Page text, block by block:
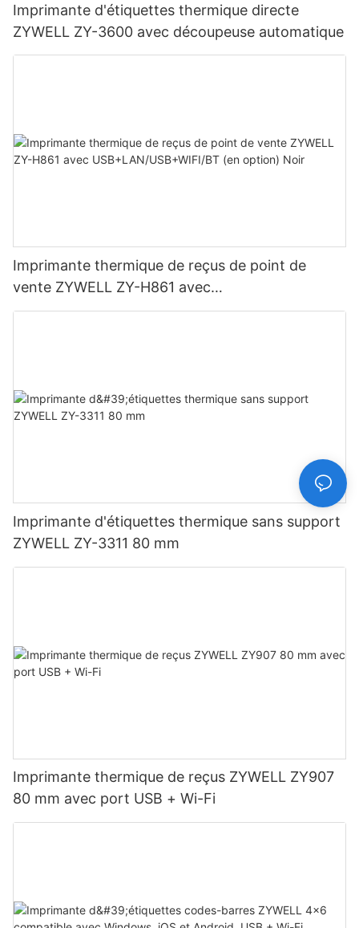
Imprimante d'étiquettes thermique directe
ZYWELL ZY-3600 avec découpeuse automatique
Imprimante thermique de reçus de point de
vente ZYWELL ZY-H861 avec
USB+LAN/USB+WIFI/BT (en option) Noir
Imprimante d'étiquettes thermique sans support
ZYWELL ZY-3311 80 mm
Imprimante thermique de reçus ZYWELL ZY907
80 mm avec port USB + Wi-Fi